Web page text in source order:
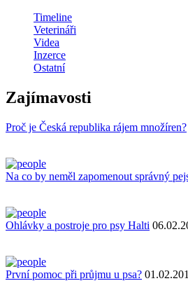
Timeline
Veterináři
Videa
Inzerce
Ostatní
Zajímavosti
Proč je Česká republika rájem množíren?
Na co by neměl zapomenout správný
Ohlávky a postroje pro psy Halti
První pomoc při průjmu u psa?